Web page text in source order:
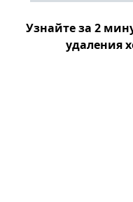
Узнайте за 2
удаления